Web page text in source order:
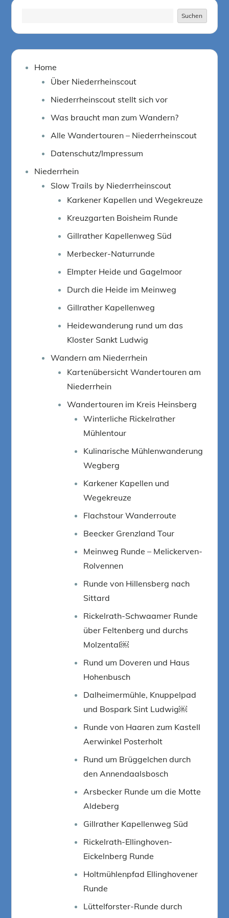
Suchen
Home
Über Niederrheinscout
Niederrheinscout stellt sich vor
Was braucht man zum Wandern?
Alle Wandertouren – Niederrheinscout
Datenschutz/Impressum
Niederrhein
Slow Trails by Niederrheinscout
Karkener Kapellen und Wegekreuze
Kreuzgarten Boisheim Runde
Gillrather Kapellenweg Süd
Merbecker-Naturrunde
Elmpter Heide und Gagelmoor
Durch die Heide im Meinweg
Gillrather Kapellenweg
Heidewanderung rund um das
Kloster Sankt Ludwig
Wandern am Niederrhein
Kartenübersicht Wandertouren am
Niederrhein
Wandertouren im Kreis Heinsberg
Winterliche Rickelrather
Mühlentour
Kulinarische Mühlenwanderung
Wegberg
Karkener Kapellen und
Wegekreuze
Flachstour Wanderroute
Beecker Grenzland Tour
Meinweg Runde – Melickerven-
Rolvennen
Runde von Hillensberg nach
Sittard
Rickelrath-Schwaamer Runde
über Feltenberg und durchs
Molzental￼
Rund um Doveren und Haus
Hohenbusch
Dalheimermühle, Knuppelpad
und Bospark Sint Ludwig￼
Runde von Haaren zum Kastell
Aerwinkel Posterholt
Rund um Brüggelchen durch
den Annendaalsbosch
Arsbecker Runde um die Motte
Aldeberg
Gillrather Kapellenweg Süd
Rickelrath-Ellinghoven-
Eickelnberg Runde
Holtmühlenpfad Ellinghovener
Runde
Lüttelforster-Runde durch